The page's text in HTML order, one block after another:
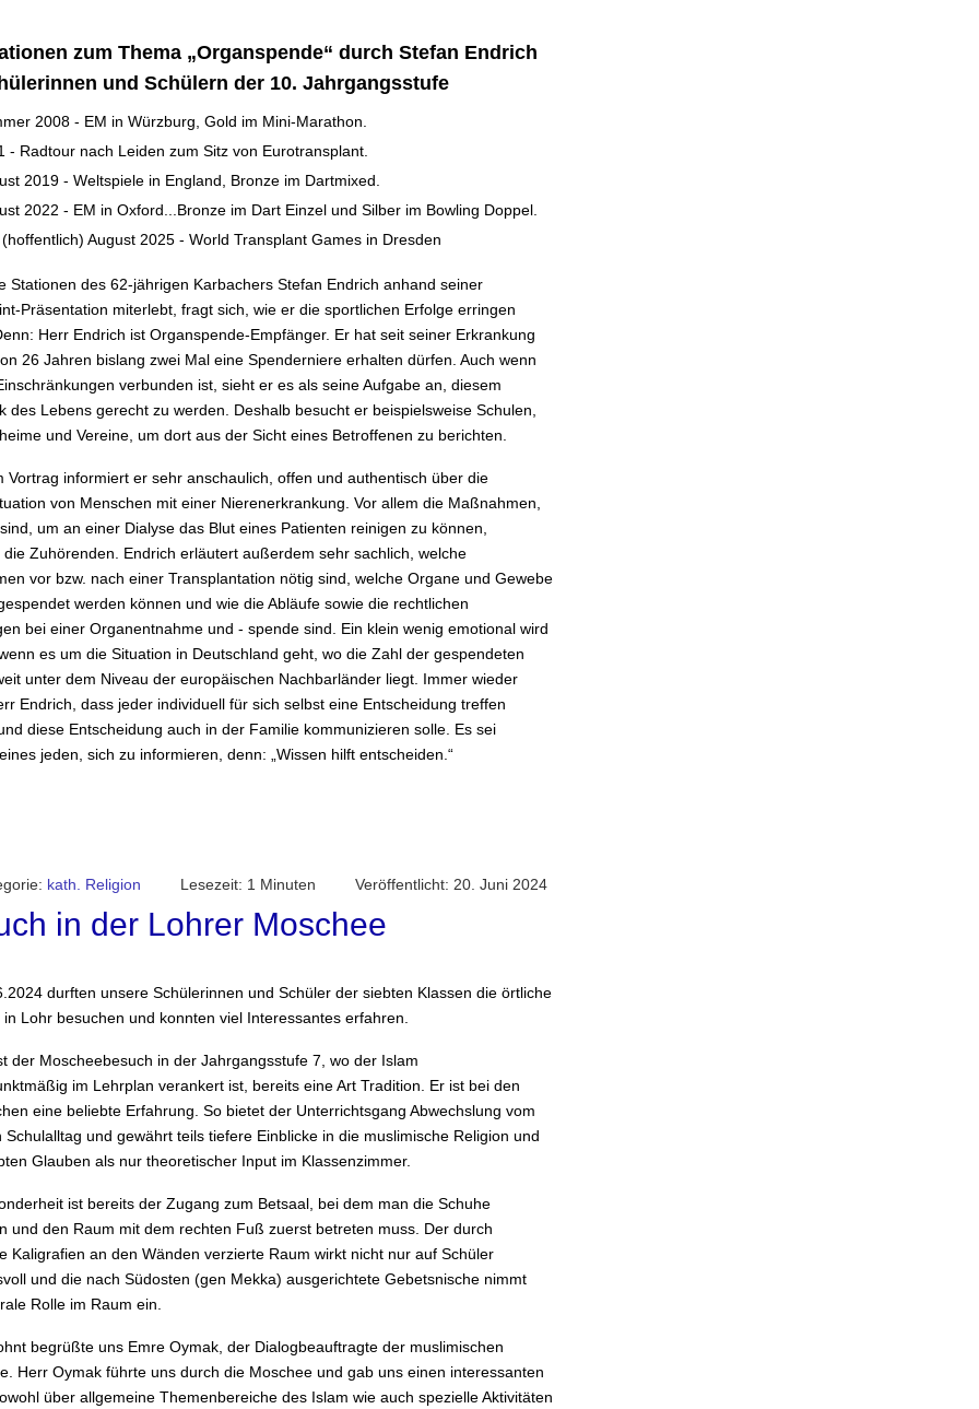
zum Thema „Organspende“ durch Stefan Endrich
und Schülern der 10. Jahrgangsstufe
2008 - EM in Würzburg, Gold im Mini-Marathon.
- Radtour nach Leiden zum Sitz von Eurotransplant.
2019 - Weltspiele in England, Bronze im Dartmixed.
2022 - EM in Oxford...Bronze im Dart Einzel und Silber im Bowling Doppel.
August 2025 - World Transplant Games in Dresden
Stationen des 62-jährigen Karbachers Stefan Endrich anhand seiner
Präsentation miterlebt, fragt sich, wie er die sportlichen Erfolge erringen
Herr Endrich ist Organspende-Empfänger. Er hat seit seiner Erkrankung
26 Jahren bislang zwei Mal eine Spenderniere erhalten dürfen. Auch wenn
verbunden ist, sieht er es als seine Aufgabe an, diesem
des Lebens gerecht zu werden. Deshalb besucht er beispielsweise Schulen,
und Vereine, um dort aus der Sicht eines Betroffenen zu berichten.
Vortrag informiert er sehr anschaulich, offen und authentisch über die
von Menschen mit einer Nierenerkrankung. Vor allem die Maßnahmen,
um an einer Dialyse das Blut eines Patienten reinigen zu können,
die Zuhörenden. Endrich erläutert außerdem sehr sachlich, welche
vor bzw. nach einer Transplantation nötig sind, welche Organe und Gewebe
werden können und wie die Abläufe sowie die rechtlichen
bei einer Organentnahme und - spende sind. Ein klein wenig emotional wird
es um die Situation in Deutschland geht, wo die Zahl der gespendeten
unter dem Niveau der europäischen Nachbarländer liegt. Immer wieder
Endrich, dass jeder individuell für sich selbst eine Entscheidung treffen
diese Entscheidung auch in der Familie kommunizieren solle. Es sei
jeden, sich zu informieren, denn: „Wissen hilft entscheiden.“
kath. Religion Lesezeit: 1 Minuten Veröffentlicht: 20. Juni 2024
in der Lohrer Moschee
durften unsere Schülerinnen und Schüler der siebten Klassen die örtliche
Lohr besuchen und konnten viel Interessantes erfahren.
der Moscheebesuch in der Jahrgangsstufe 7, wo der Islam
im Lehrplan verankert ist, bereits eine Art Tradition. Er ist bei den
eine beliebte Erfahrung. So bietet der Unterrichtsgang Abwechslung vom
Schulalltag und gewährt teils tiefere Einblicke in die muslimische Religion und
Glauben als nur theoretischer Input im Klassenzimmer.
ist bereits der Zugang zum Betsaal, bei dem man die Schuhe
und den Raum mit dem rechten Fuß zuerst betreten muss. Der durch
Kaligrafien an den Wänden verzierte Raum wirkt nicht nur auf Schüler
und die nach Südosten (gen Mekka) ausgerichtete Gebetsnische nimmt
Rolle im Raum ein.
begrüßte uns Emre Oymak, der Dialogbeauftragte der muslimischen
Herr Oymak führte uns durch die Moschee und gab uns einen interessanten
über allgemeine Themenbereiche des Islam wie auch spezielle Aktivitäten